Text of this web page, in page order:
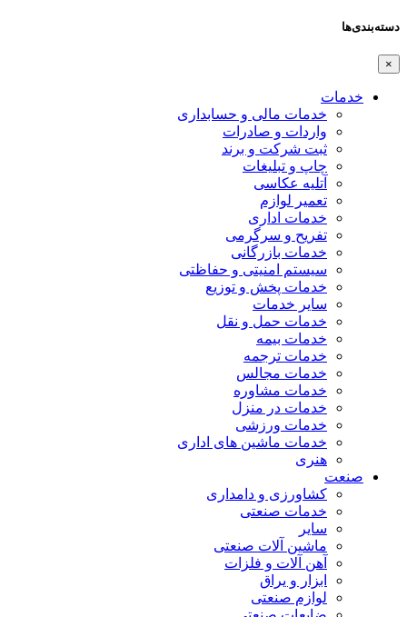
دسته‌بندی‌ها
×
خدمات
خدمات مالی و حسابداری
واردات و صادرات
ثبت شرکت و برند
چاپ و تبلیغات
آتلیه عکاسی
تعمیر لوازم
خدمات اداری
تفریح و سرگرمی
خدمات بازرگانی
سیستم امنیتی و حفاظتی
خدمات پخش و توزیع
سایر خدمات
خدمات حمل و نقل
خدمات بیمه
خدمات ترجمه
خدمات مجالس
خدمات مشاوره
خدمات در منزل
خدمات ورزشی
خدمات ماشین های اداری
هنری
صنعت
کشاورزی و دامداری
خدمات صنعتی
سایر
ماشین آلات صنعتی
آهن آلات و فلزات
ابزار و یراق
لوازم صنعتی